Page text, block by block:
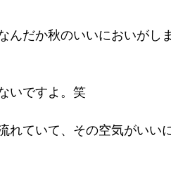
だか秋のいいにおいがし
いですよ。笑
れていて、その空気がいい